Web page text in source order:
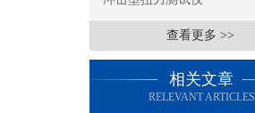
查看更多 >>
相关文章
RELEVANT ARTICLES